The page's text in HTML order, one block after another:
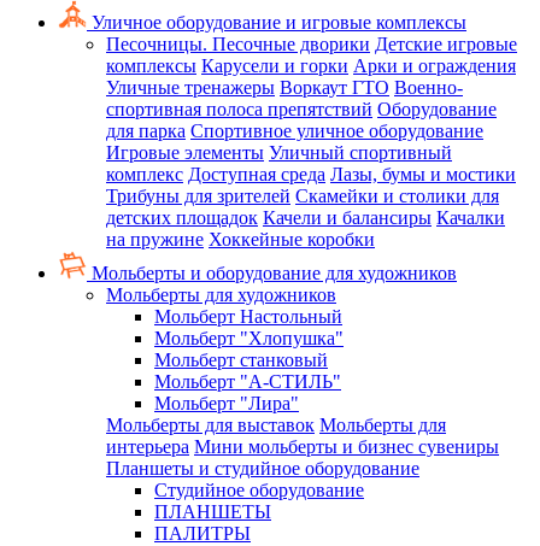
Уличное оборудование и игровые комплексы
Песочницы. Песочные дворики Детские игровые
комплексы Карусели и горки Арки и ограждения
Уличные тренажеры Воркаут ГТО Военно-
спортивная полоса препятствий Оборудование
для парка Спортивное уличное оборудование
Игровые элементы Уличный спортивный
комплекс Доступная среда Лазы, бумы и мостики
Трибуны для зрителей Скамейки и столики для
детских площадок Качели и балансиры Качалки
на пружине Хоккейные коробки
Мольберты и оборудование для художников
Мольберты для художников
Мольберт Настольный
Мольберт "Хлопушка"
Мольберт станковый
Мольберт "А-СТИЛЬ"
Мольберт "Лира"
Мольберты для выставок Мольберты для
интерьера Мини мольберты и бизнес сувениры
Планшеты и студийное оборудование
Студийное оборудование
ПЛАНШЕТЫ
ПАЛИТРЫ